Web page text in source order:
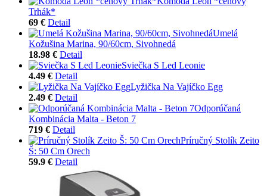
Trhák*
69 € Detail
Umelá
Kožušina Marina, 90/60cm, Sivohnedá
18.98 € Detail
Sviečka S Led Leonie
4.49 € Detail
Lyžička Na Vajíčko Egg
2.49 € Detail
Odporúčaná
Kombinácia Malta - Beton 7
719 € Detail
Príručný Stolík Zeito
Š: 50 Cm Orech
59.9 € Detail